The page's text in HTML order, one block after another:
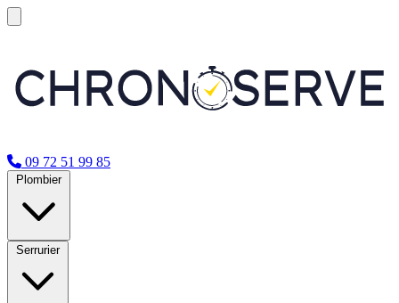
09 72 51 99 85
Plombier
Serrurier